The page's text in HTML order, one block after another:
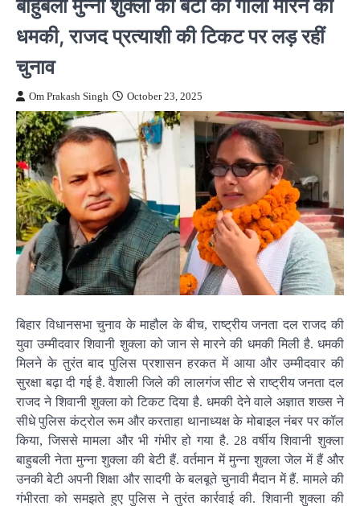
धमकी, राजद प्रत्याशी की टिकट पर लड़ रहीं
चुनाव
Om Prakash Singh October 23, 2025
बिहार विधानसभा चुनाव के माहौल के बीच, राष्ट्रीय जनता दल राजद की
युवा उम्मीदवार शिवानी शुक्ला को जान से मारने की धमकी मिली है. धमकी
मिलने के तुरंत बाद पुलिस प्रशासन हरकत में आया और उम्मीदवार की
सुरक्षा बढ़ा दी गई है. वैशाली जिले की लालगंज सीट से राष्ट्रीय जनता दल
राजद ने शिवानी शुक्ला को टिकट दिया है. धमकी देने वाले अज्ञात शख्स ने
सीधे पुलिस कंट्रोल रूम और करताहा थानाध्यक्ष के मोबाइल नंबर पर कॉल
किया, जिससे मामला और भी गंभीर हो गया है. 28 वर्षीय शिवानी शुक्ला
बाहुबली नेता मुन्ना शुक्ला की बेटी हैं. वर्तमान में मुन्ना शुक्ला जेल में हैं और
उनकी बेटी अपनी शिक्षा और सादगी के बलबूते चुनावी मैदान में हैं. मामले की
गंभीरता को समझते हुए पुलिस ने तुरंत कार्रवाई की. शिवानी शुक्ला की